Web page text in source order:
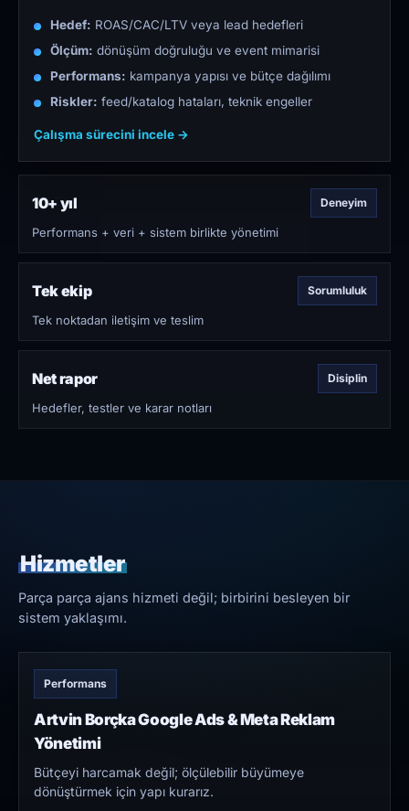
Hedef: ROAS/CAC/LTV veya lead hedefleri
Ölçüm: dönüşüm doğruluğu ve event mimarisi
Performans: kampanya yapısı ve bütçe dağılımı
Riskler: feed/katalog hataları, teknik engeller
Çalışma sürecini incele →
10+ yıl Deneyim
Performans + veri + sistem birlikte yönetimi
Tek ekip Sorumluluk
Tek noktadan iletişim ve teslim
Net rapor Disiplin
Hedefler, testler ve karar notları
Hizmetler
Parça parça ajans hizmeti değil; birbirini besleyen bir
sistem yaklaşımı.
Performans
Artvin Borçka Google Ads & Meta Reklam
Yönetimi
Bütçeyi harcamak değil; ölçülebilir büyümeye
dönüştürmek için yapı kurarız.